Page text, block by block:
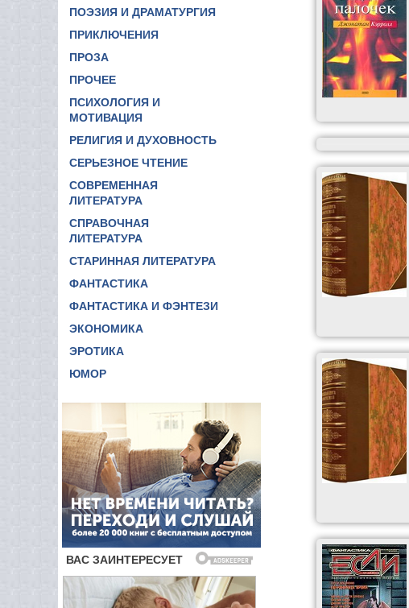
ПОЭЗИЯ И ДРАМАТУРГИЯ
ПРИКЛЮЧЕНИЯ
ПРОЗА
ПРОЧЕЕ
ПСИХОЛОГИЯ И
МОТИВАЦИЯ
РЕЛИГИЯ И ДУХОВНОСТЬ
СЕРЬЕЗНОЕ ЧТЕНИЕ
СОВРЕМЕННАЯ
ЛИТЕРАТУРА
СПРАВОЧНАЯ
ЛИТЕРАТУРА
СТАРИННАЯ ЛИТЕРАТУРА
ФАНТАСТИКА
ФАНТАСТИКА И ФЭНТЕЗИ
ЭКОНОМИКА
ЭРОТИКА
ЮМОР